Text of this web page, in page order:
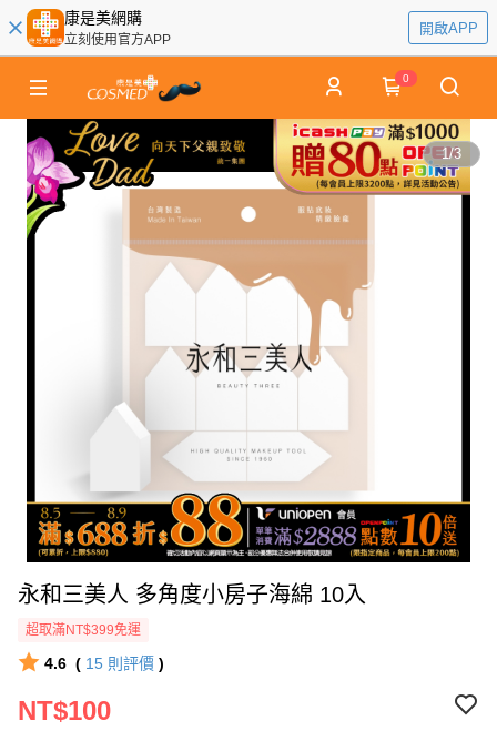
康是美網購
立刻使用官方APP
開啟APP
0
1/3
永和三美人 多角度小房子海綿 10入
超取滿NT$399免運
4.6 ( 15 則評價 )
NT$100